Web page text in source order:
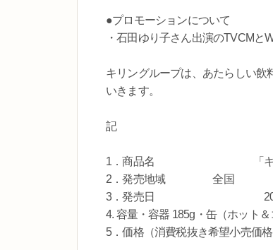
●プロモーションについて
・石田ゆり子さん出演のTVCMと
キリングループは、あたらしい飲
いきます。
記
1．商品名 「キリン フ
2．発売地域 全国
3．発売日 2018年4
4. 容量・容器 185g・缶（ホット
5．価格（消費税抜き希望小売価